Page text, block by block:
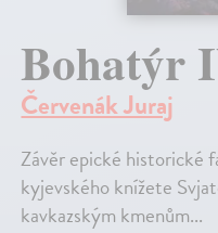
Bohatýr
Červenák Juraj
Závěr epické historické
kyjevského knížete
kavkazským kmenům...